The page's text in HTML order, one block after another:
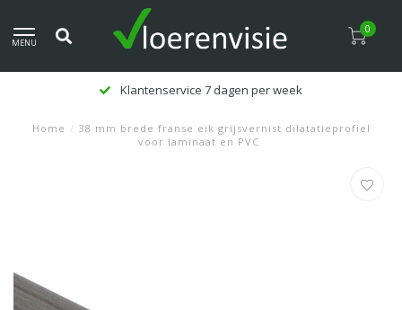
MENU
0
Klantenservice 7 dagen per week
Home / 38 mm brede franse eik grijsvernist dilatatieprofiel
voor laminaat en PVC